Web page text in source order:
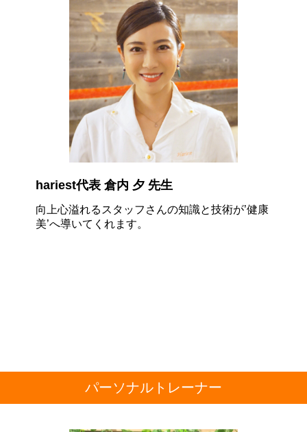
hariest代表 倉内 夕 先生
向上心溢れるスタッフさんの知識と技術が’健康
美’へ導いてくれます。
パーソナルトレーナー